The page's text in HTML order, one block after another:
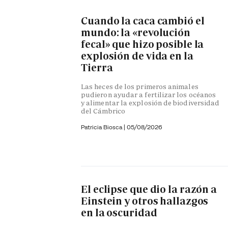
Cuando la caca cambió el
mundo: la «revolución
fecal» que hizo posible la
explosión de vida en la
Tierra
Las heces de los primeros animales
pudieron ayudar a fertilizar los océanos
y alimentar la explosión de biodiversidad
del Cámbrico
Patricia Biosca | 05/08/2026
El eclipse que dio la razón a
Einstein y otros hallazgos
en la oscuridad